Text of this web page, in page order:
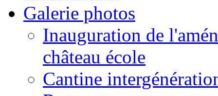
Galerie photos
Inauguration de
château école
Cantine